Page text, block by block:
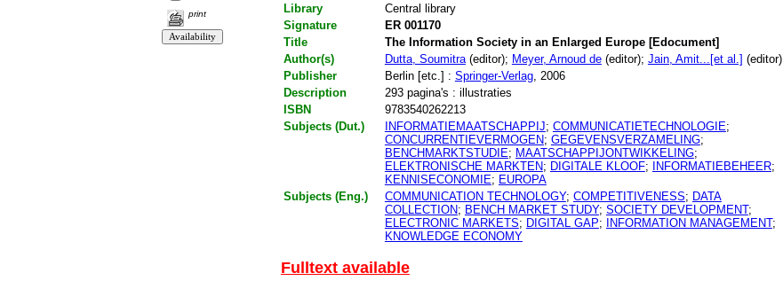
print
Library
Central library
Signature
ER 001170
Title
The Information Society in an Enlarged Europe [Edocument]
Author(s)
Dutta, Soumitra(editor); Meyer, Arnoud de(editor); Jain, Amit...[et al.] (editor)
Publisher
Berlin [etc.] : Springer-Verlag, 2006
Description
293 pagina's : illustraties
ISBN
9783540262213
Subjects (Dut.)
INFORMATIEMAATSCHAPPIJ; COMMUNICATIETECHNOLOGIE;
CONCURRENTIEVERMOGEN; GEGEVENSVERZAMELING;
BENCHMARKTSTUDIE; MAATSCHAPPIJONTWIKKELING;
ELEKTRONISCHE MARKTEN; DIGITALE KLOOF; INFORMATIEBEHEER;
KENNISECONOMIE; EUROPA
Subjects (Eng.)
COMMUNICATION TECHNOLOGY; COMPETITIVENESS; DATA
COLLECTION; BENCH MARKET STUDY; SOCIETY DEVELOPMENT;
ELECTRONIC MARKETS; DIGITAL GAP; INFORMATION MANAGEMENT;
KNOWLEDGE ECONOMY
Fulltext available